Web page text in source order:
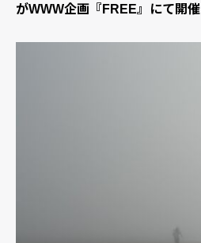
がWWW企画『FREE』にて開催